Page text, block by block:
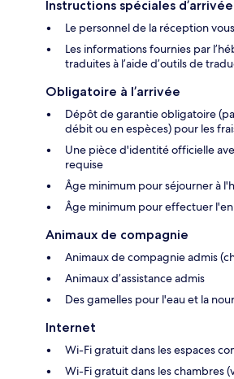
Instructions spéciales d’arrivée
Le personnel de la réception
Les informations fournies par
traduites à l’aide d’outils de
Obligatoire à l’arrivée
Dépôt de garantie obligatoire
débit ou en espèces) pour les
Une pièce d'identité officielle
requise
Âge minimum pour séjourner à
Âge minimum pour effectuer
Animaux de compagnie
Animaux de compagnie admis
Animaux d’assistance admis
Des gamelles pour l'eau et la
Internet
Wi-Fi gratuit dans les espaces
Wi-Fi gratuit dans les chambres